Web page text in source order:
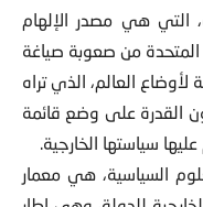
التي هي مصدر الإلهام
المتحدة من صعوبة صياغة
لأوضاع العالم، الذي تراه
القدرة على وضع قائمة
سياستها الخارجية.
السياسية، هي معمار